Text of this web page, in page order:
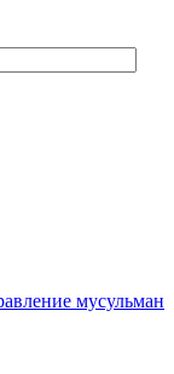
мусульман